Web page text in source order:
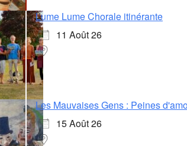
Lume Lume Chorale itinérante
11 Août 26
Les Mauvaises Gens : Peines
15 Août 26